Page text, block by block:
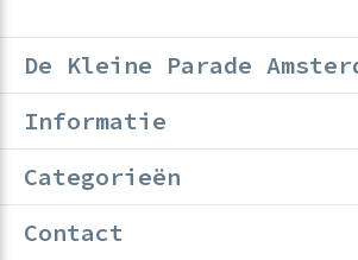
De Kleine Parade
Informatie
Categorieën
Contact